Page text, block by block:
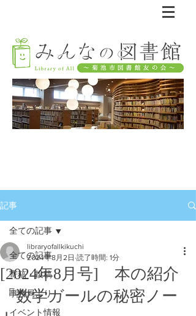
記事
全ての記事
寄稿・投稿
事務局より
イベント情報
全ての記事
[2024年8月号] 本の紹介
「数学ガールの秘密ノー
libraryofallkikuchi
2024年8月2日 読了時間: 1分